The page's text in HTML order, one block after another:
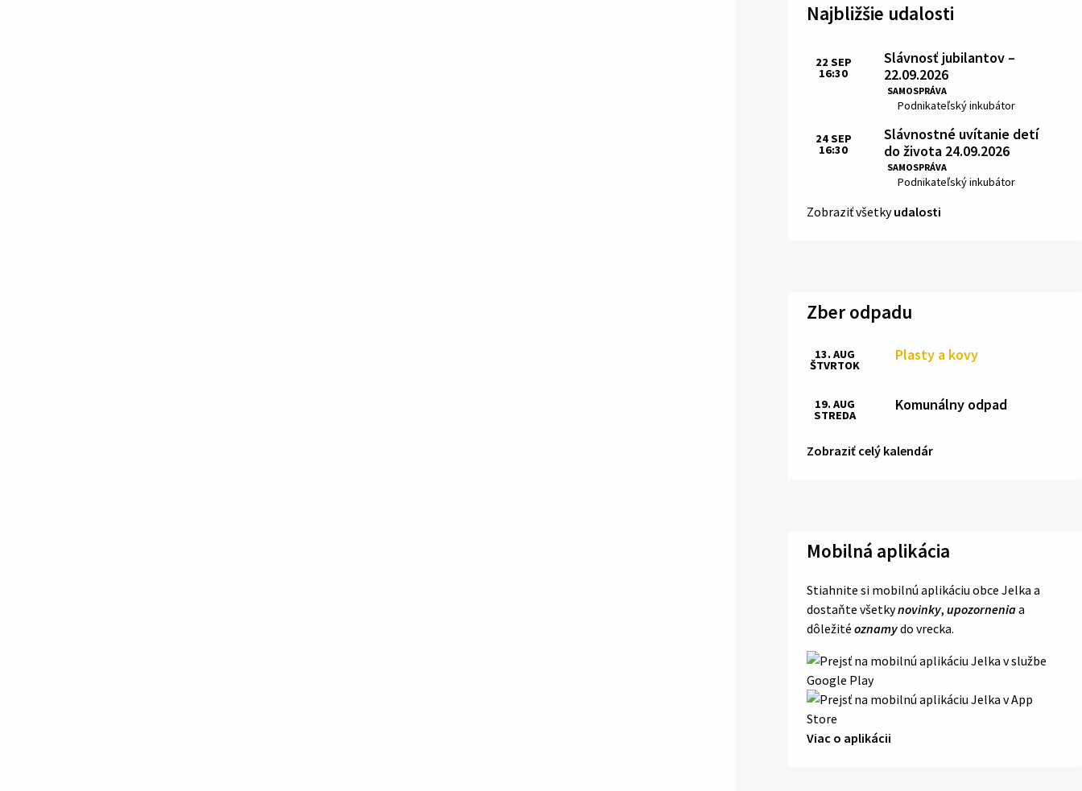
Najbližšie udalosti
Slávnosť jubilantov –
22.09.2026
SAMOSPRÁVA
Miesto:
Podnikateľský inkubátor
Čas:
22 SEP
16:30
Slávnostné uvítanie detí
do života 24.09.2026
SAMOSPRÁVA
Miesto:
Podnikateľský inkubátor
Čas:
24SEP
16:30
Zobraziť všetkyudalosti
Zber odpadu
Plasty a kovy
13. AUG
ŠTVRTOK
Komunálny odpad
19. AUG
STREDA
Zobraziť celý kalendár
Mobilná aplikácia
Stiahnite si mobilnú aplikáciu obce Jelka a
dostaňte všetkynovinky, upozorneniaa
dôležité oznamydo vrecka.
Viac o aplikácii